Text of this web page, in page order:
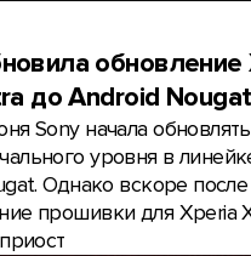
обновление
до Android Nougat
Sony начала обновлять
уровня в
Однако вскоре после
прошивки для Xperia